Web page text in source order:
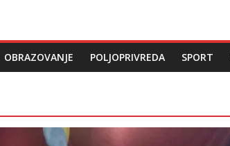
OBRAZOVANJE POLJOPRIVREDA SPORT